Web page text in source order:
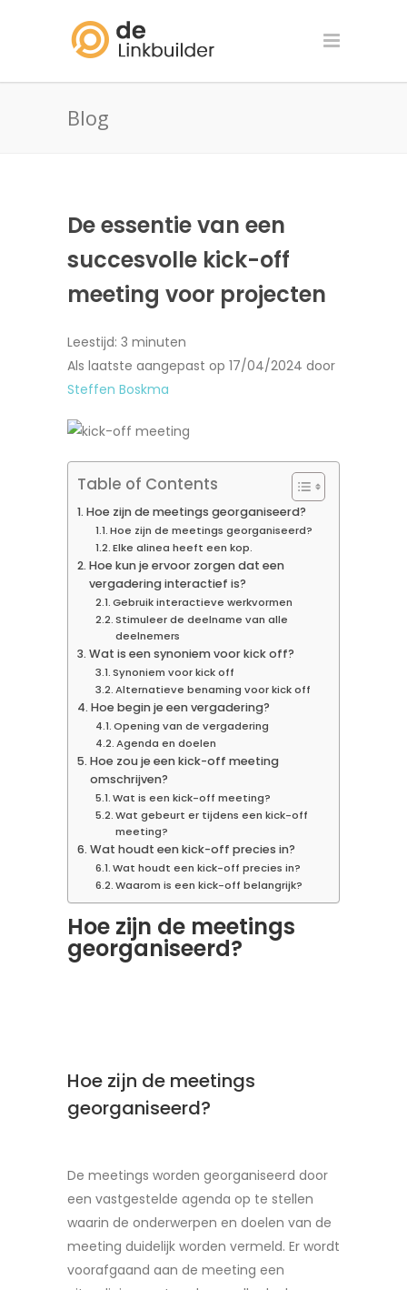
Blog
De essentie van een
succesvolle kick-off
meeting voor projecten
Leestijd: 3 minuten
Als laatste aangepast op 17/04/2024 door
Steffen Boskma
Table of Contents
Hoe zijn de meetings georganiseerd?
Hoe zijn de meetings georganiseerd?
Elke alinea heeft een kop.
Hoe kun je ervoor zorgen dat een
vergadering interactief is?
Gebruik interactieve werkvormen
Stimuleer de deelname van alle
deelnemers
Wat is een synoniem voor kick off?
Synoniem voor kick off
Alternatieve benaming voor kick off
Hoe begin je een vergadering?
Opening van de vergadering
Agenda en doelen
Hoe zou je een kick-off meeting
omschrijven?
Wat is een kick-off meeting?
Wat gebeurt er tijdens een kick-off
meeting?
Wat houdt een kick-off precies in?
Wat houdt een kick-off precies in?
Waarom is een kick-off belangrijk?
Hoe zijn de meetings
georganiseerd?
Hoe zijn de meetings
georganiseerd?
De meetings worden georganiseerd door
een vastgestelde agenda op te stellen
waarin de onderwerpen en doelen van de
meeting duidelijk worden vermeld. Er wordt
voorafgaand aan de meeting een